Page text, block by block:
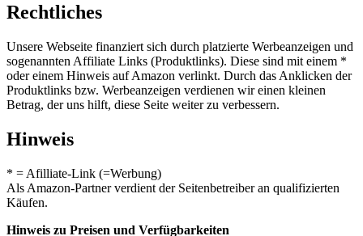
Rechtliches
Unsere Webseite finanziert sich durch platzierte Werbeanzeigen und
sogenannten Affiliate Links (Produktlinks). Diese sind mit einem *
oder einem Hinweis auf Amazon verlinkt. Durch das Anklicken der
Produktlinks bzw. Werbeanzeigen verdienen wir einen kleinen
Betrag, der uns hilft, diese Seite weiter zu verbessern.
Hinweis
* = Afilliate-Link (=Werbung)
Als Amazon-Partner verdient der Seitenbetreiber an qualifizierten
Käufen.
Hinweis zu Preisen und Verfügbarkeiten